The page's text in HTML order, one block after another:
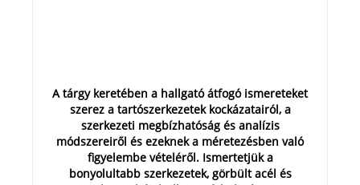
A tárgy keretében a hallgató átfogó ismereteket
szerez a tartószerkezetek kockázatairól, a
szerkezeti megbízhatóság és analízis
módszereiről és ezeknek a méretezésben való
figyelembe vételéről. Ismertetjük a
bonyolultabb szerkezetek, görbült acél és